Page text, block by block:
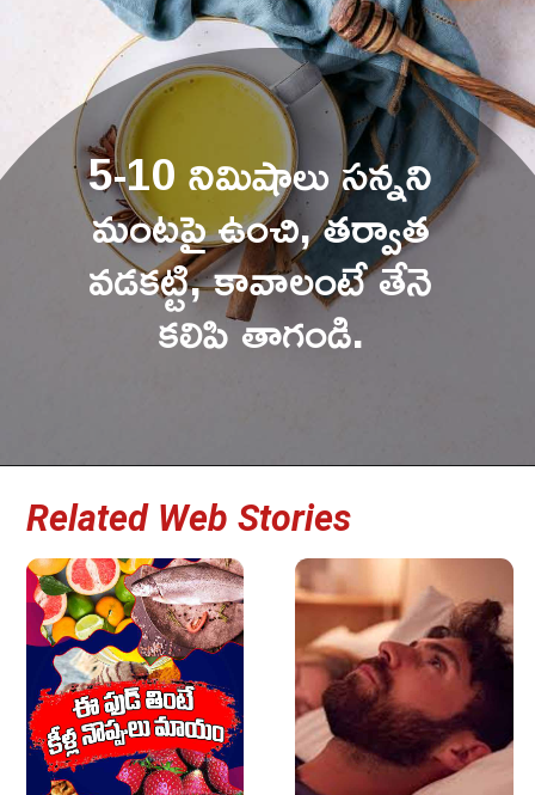
5-10 నిమిషాలు సన్నని
మంటపై ఉంచి, తర్వాత
వడకట్టి, కావాలంటే తేనె
కలిపి తాగండి.
Related Web Stories